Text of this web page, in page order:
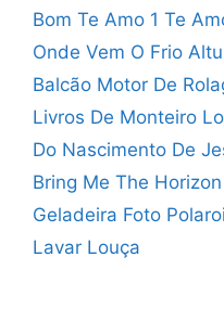
Bom Te Amo 1 Te
Onde Vem O Frio
Balcão Motor De
Livros De Monteiro
Do Nascimento De
Bring Me The
Geladeira Foto
Lavar Louça